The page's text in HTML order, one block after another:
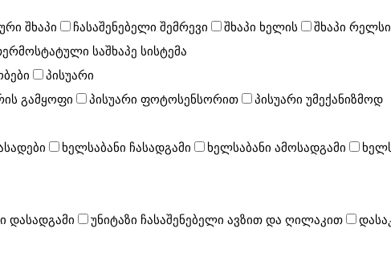
შხაპი ჩასაშენებელი შემრევი შხაპი ხელის შხაპი
საშხაპე სისტემა
პისუარი
გამყოფი პისუარი ფოტოსენსორით
პისუარი უმექანიზმოდ
ხელსაბანი ჩასადგამი ხელსაბანი ამოსადგამი
დასადგამი უნიტაზი ჩასაშენებელი ავზით და ღილაკით